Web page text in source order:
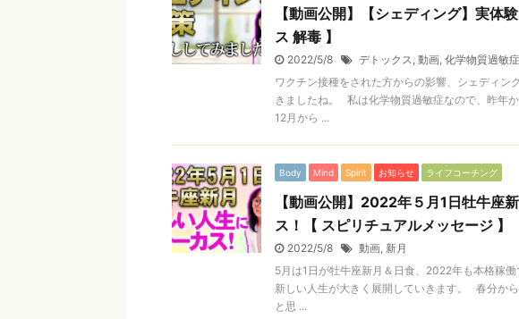
【動画公開】【シェディング】実体
ス 解毒 】
2022/5/8 デトックス, 動画, 化学物質過敏症
ワクチン接種をされた方からの影響、シェディン
きましたね。 私は化学物質過敏症なので、昨年
12月から ...
Body Mind Spirit お知らせ ライフコーチング
【動画公開】2022年５月1日牡牛座
ス！【 スピリチュアルメッセージ 】
2022/5/8 動画, 新月
5月は1日が牡牛座新月＆日食、2022年も本格稼
新しい人生が大きく展開していきます。 春分か
と思 ...